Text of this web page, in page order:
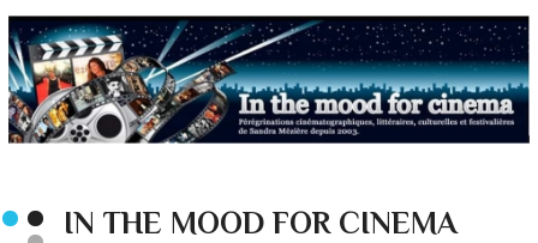
IN THE MOOD FOR CINEMA